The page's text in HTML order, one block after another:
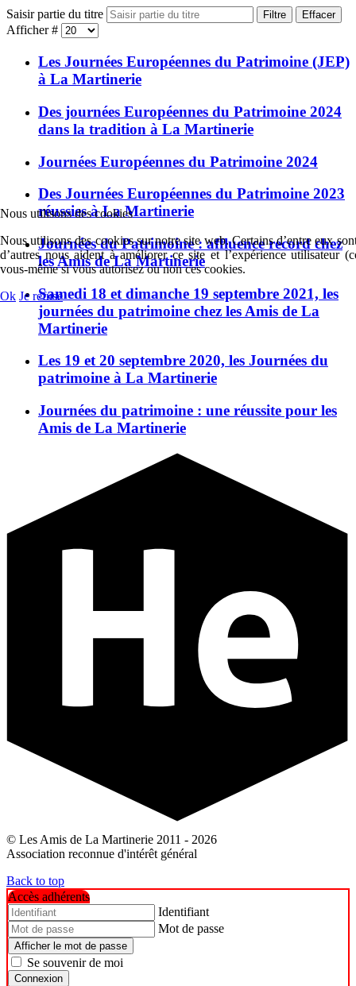
Saisir partie du titre Filtre Effacer
Afficher #
Les Journées Européennes du Patrimoine (JEP)
à La Martinerie
Des journées Européennes du Patrimoine 2024
dans la tradition à La Martinerie
Journées Européennes du Patrimoine 2024
Des Journées Européennes du Patrimoine 2023
réussies à La Martinerie
Journées du Patrimoine : affluence record chez
les Amis de La Martinerie
Samedi 18 et dimanche 19 septembre 2021, les
journées du patrimoine chez les Amis de La
Martinerie
Les 19 et 20 septembre 2020, les Journées du
patrimoine à La Martinerie
Journées du patrimoine : une réussite pour les
Amis de La Martinerie
© Les Amis de La Martinerie 2011 - 2026
Association reconnue d'intérêt général
Back to top
Accès adhérents
Identifiant
Mot de passe
Afficher le mot de passe
Se souvenir de moi
Connexion
Nous utilisons des cookies
Nous utilisons des cookies sur notre site web. Certains d’entre eux
d’autres nous aident à améliorer ce site et l’expérience utilisateur
vous-même si vous autorisez ou non ces cookies.
Ok Je refuse